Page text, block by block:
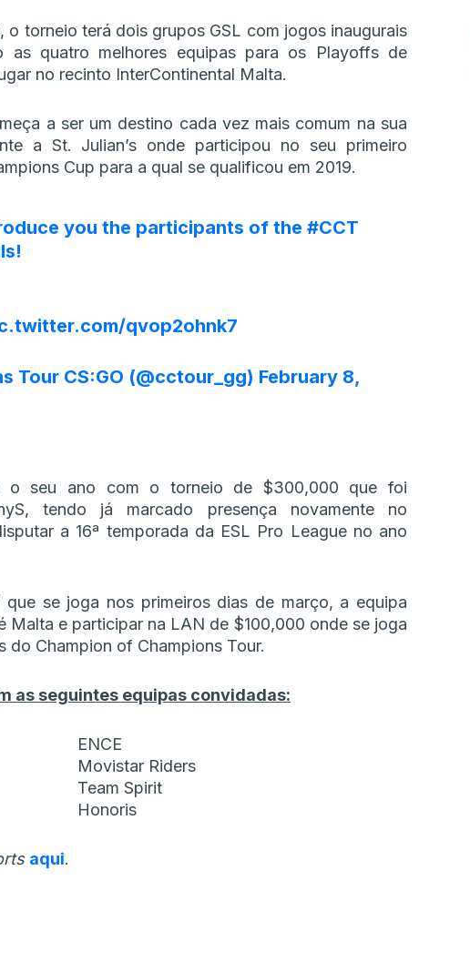
o torneio terá dois grupos GSL com jogos inaugurais
as quatro melhores equipas para os Playoffs de
no recinto InterContinental Malta.
a ser um destino cada vez mais comum na sua
a St. Julian’s onde participou no seu primeiro
Cup para a qual se qualificou em 2019.
you the participants of the #CCT
qvop2ohnk7
Tour CS:GO (@cctour_gg) February 8,
o seu ano com o torneio de $300,000 que foi
tendo já marcado presença novamente no
a 16ª temporada da ESL Pro League no ano
que se joga nos primeiros dias de março, a equipa
Malta e participar na LAN de $100,000 onde se joga
do Champion of Champions Tour.
as seguintes equipas convidadas:
ENCE
Movistar Riders
Team Spirit
Honoris
aqui.